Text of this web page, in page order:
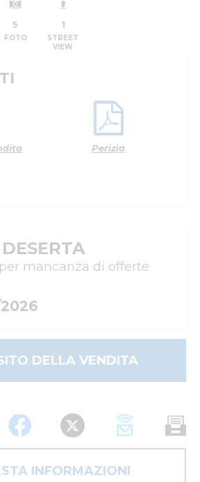
5
FOTO
1
STREET
VIEW
Perizia
mancanza di offerte
DELLA VENDITA
INFORMAZIONI